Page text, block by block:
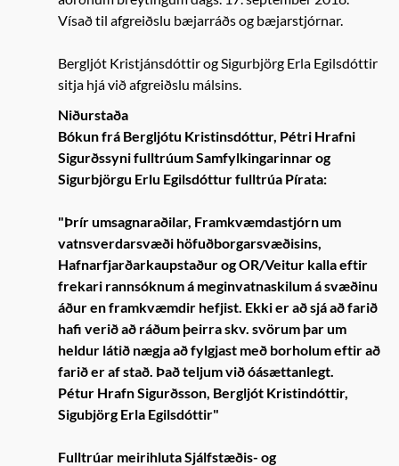
Vísað til afgreiðslu bæjarráðs og bæjarstjórnar.
Bergljót Kristjánsdóttir og Sigurbjörg Erla Egilsdóttir
sitja hjá við afgreiðslu málsins.
Niðurstaða
Bókun frá Bergljótu Kristinsdóttur, Pétri Hrafni
Sigurðssyni fulltrúum Samfylkingarinnar og
Sigurbjörgu Erlu Egilsdóttur fulltrúa Pírata:
"Þrír umsagnaraðilar, Framkvæmdastjórn um
vatnsverdarsvæði höfuðborgarsvæðisins,
Hafnarfjarðarkaupstaður og OR/Veitur kalla eftir
frekari rannsóknum á meginvatnaskilum á svæðinu
áður en framkvæmdir hefjist. Ekki er að sjá að farið
hafi verið að ráðum þeirra skv. svörum þar um
heldur látið nægja að fylgjast með borholum eftir að
farið er af stað. Það teljum við óásættanlegt.
Pétur Hrafn Sigurðsson, Bergljót Kristindóttir,
Sigubjörg Erla Egilsdóttir"
Fulltrúar meirihluta Sjálfstæðis- og